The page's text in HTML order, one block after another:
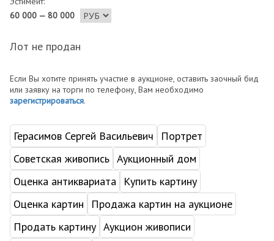
60 000 — 80 000
Лот не продан
Если Вы хотите принять участие в аукционе, оставить заочный бид
или заявку на торги по телефону, Вам необходимо
зарегистрироваться.
Герасимов Сергей Васильевич
Портрет
Советская живопись Аукционный дом
Оценка антиквариата
Купить картину
Оценка картин
Продажа картин на аукционе
Продать картину Аукцион живописи